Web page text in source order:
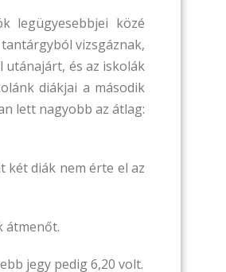
legügyesebbjei közé
vizsgáznak,
utánajárt, és az iskolák
diákjai a második
lett nagyobb az átlag:
két diák nem érte el az
átmenőt.
jegy pedig 6,20 volt.